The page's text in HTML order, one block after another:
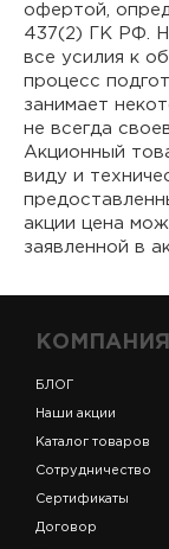
офертой,
437(2) ГК РФ.
все усилия к
процесс
занимает
не всегда
Акционный
виду и
акции цена
заявленной в
КОМПАНИЯ
БЛОГ
Наши акции
Каталог товаров
Сотрудничество
Сертификаты
Договор